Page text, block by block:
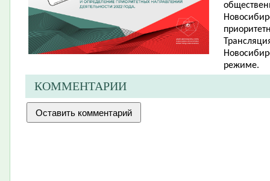
режиме.
КОММЕНТАРИИ